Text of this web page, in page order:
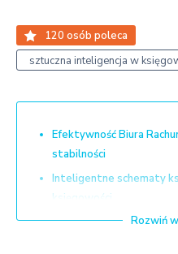
120 osób poleca
sztuczna inteligencja w
Efektywność Biura
stabilności
Inteligentne schematy
księgowości
Integracja z e- Rozwiń